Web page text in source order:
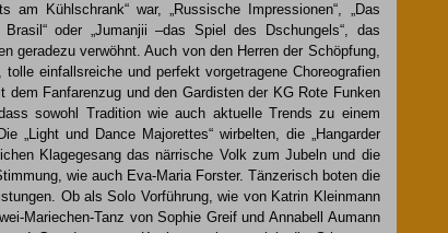
am Kühlschrank“ war, „Russische Impressionen“, „Das
oder „Jumanjii –das Spiel des Dschungels“, das
geradezu verwöhnt. Auch von den Herren der Schöpfung,
einfallsreiche und perfekt vorgetragene Choreografien
Fanfarenzug und den Gardisten der KG Rote Funken
sowohl Tradition wie auch aktuelle Trends zu einem
„Light und Dance Majorettes“ wirbelten, die „Hangarder
Klagegesang das närrische Volk zum Jubeln und die
wie auch Eva-Maria Forster. Tänzerisch boten die
Ob als Solo Vorführung, wie von Katrin Kleinmann
Mariechen-Tanz von Sophie Greif und Annabell Aumann